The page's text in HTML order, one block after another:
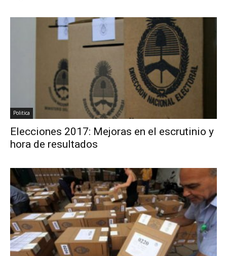
Politica
Elecciones 2017: Mejoras en el escrutinio y
hora de resultados